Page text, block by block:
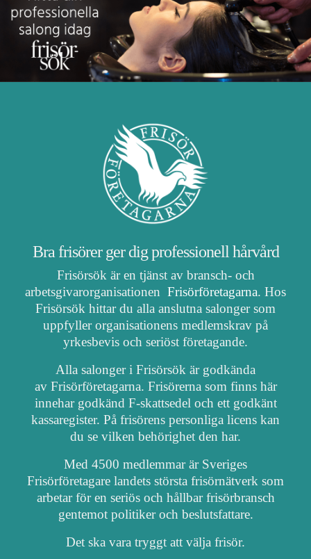
Bra frisörer ger dig professionell hårvård
Frisörsök är en tjänst av bransch- och
arbetsgivarorganisationen Frisörföretagarna. Hos
Frisörsök hittar du alla anslutna salonger som
uppfyller organisationens medlemskrav på
yrkesbevis och seriöst företagande.
Alla salonger i Frisörsök är godkända
av Frisörföretagarna. Frisörerna som finns här
innehar godkänd F-skattsedel och ett godkänt
kassaregister. På frisörens personliga licens kan
du se vilken behörighet den har.
Med 4500 medlemmar är Sveriges
Frisörföretagare landets största frisörnätverk som
arbetar för en seriös och hållbar frisörbransch
gentemot politiker och beslutsfattare.
Det ska vara tryggt att välja frisör.